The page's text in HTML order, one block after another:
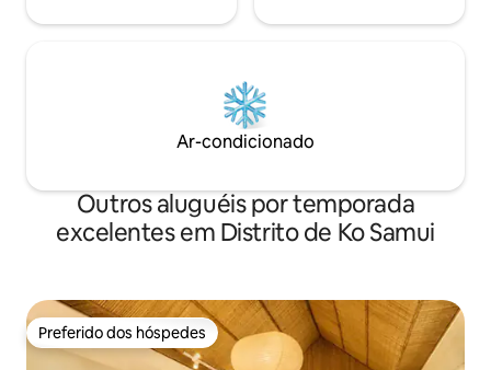
Ar-condicionado
Outros aluguéis por temporada
excelentes em Distrito de Ko Samui
Preferido dos hóspedes
Preferido dos hóspedes